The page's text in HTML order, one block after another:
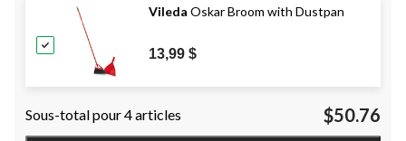
Vileda Oskar Broom with Dustpan
13,99 $
Sous-total pour 4 articles $50.76